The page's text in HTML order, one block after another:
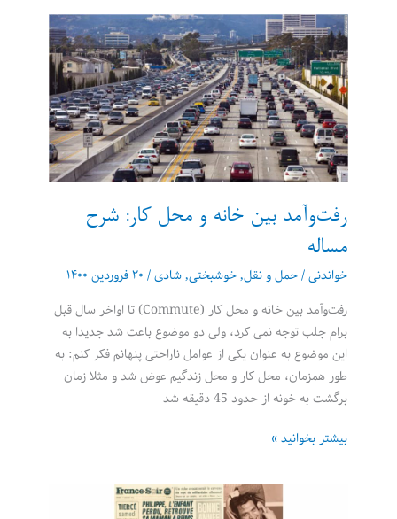
برای
ذهن‌های
کنجکاو
(مقدمه‌ای
بر
فلسفه)
رفت‌وآمد بین خانه و محل کار: شرح
مساله
خواندنی/حمل و نقل,خوشبختی,شادی/ ۲۰ فروردین ۱۴۰۰
رفت‌وآمد بین خانه و محل کار (Commute) تا اواخر سال قبل
برام جلب توجه نمی کرد، ولی دو موضوع باعث شد جدیدا به
این موضوع به عنوان یکی از عوامل ناراحتی پنهانم فکر کنم: به
طور همزمان، محل کار و محل زندگیم عوض شد و مثلا زمان
برگشت به خونه از حدود 45 دقیقه شد
رفت‌وآمد
بیشتر بخوانید »